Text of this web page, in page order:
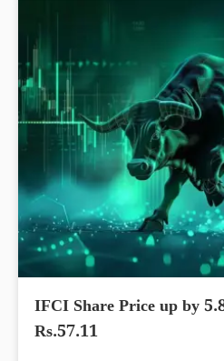
IFCI Share Price up by
Rs.57.11